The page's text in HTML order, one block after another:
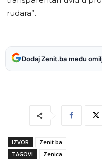
rudara”.
Dodaj Zenit.ba među
IZVOR
Zenit.ba
TAGOVI
Zenica